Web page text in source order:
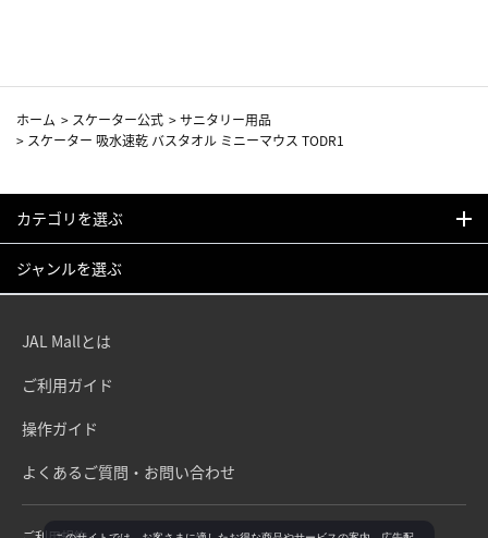
ホーム > スケーター公式 >サニタリー用品
> スケーター 吸水速乾 バスタオル ミニーマウス TODR1
カテゴリを選ぶ
ジャンルを選ぶ
JAL Mallとは
ご利用ガイド
操作ガイド
よくあるご質問・お問い合わせ